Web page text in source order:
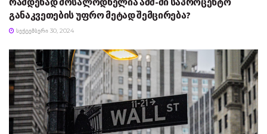
განაკვეთების უფრო მეტად შემცირება?
ᲡᲔᲥᲢᲔᲛᲑᲔᲠᲘ 30, 2024